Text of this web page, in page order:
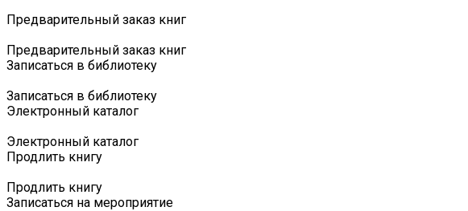
Предварительный заказ книг
Предварительный заказ книг
Записаться в библиотеку
Записаться в библиотеку
Электронный каталог
Электронный каталог
Продлить книгу
Продлить книгу
Записаться на мероприятие